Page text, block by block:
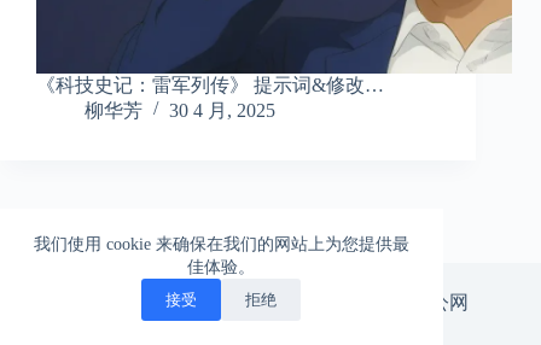
我们使用 cookie 来确保在我们的网站上为您提供最
佳体验。
接受 拒绝
《科技史记：雷军列传》 提示词&修改…
柳华芳
30 4 月, 2025
一柱擎天的爱情，一往无前的生活
版权所有 © 北漂神游。
京ICP备14029665号-3
京公网